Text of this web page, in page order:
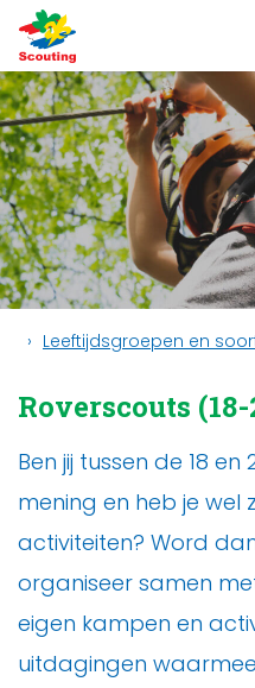
Leeftijdsgroepen en
Roverscouts
Ben jij tussen de 18 en
mening en heb je wel
activiteiten? Word
organiseer samen
eigen kampen en
uitdagingen